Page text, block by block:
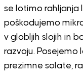
se lotimo rahljanja
poškodujemo
v globljih slojih in
razvoju. Posejemo
prezimne solate,